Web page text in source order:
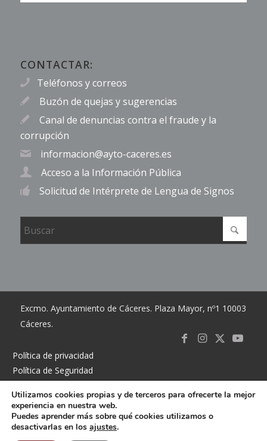
CONTACTAR:
Teléfonos y correos
Buzón de quejas y sugerencias
Canal de denuncias contra el fraude y la
corrupción
informacion@ayto-caceres.es
Acceso a la Información Pública
Solicitud de Intérprete de Lengua de Signos
Excmo. Ayuntamiento de Cáceres. Plaza Mayor, nº1 10003
Cáceres.
Política de privacidad
Política de Seguridad
Accesibilidad
Mapa del sitio
Contacto
Utilizamos cookies propias y de terceros para ofrecerte la mejor
experiencia en nuestra web.
Puedes aprender más sobre qué cookies utilizamos o
desactivarlas en los ajustes.